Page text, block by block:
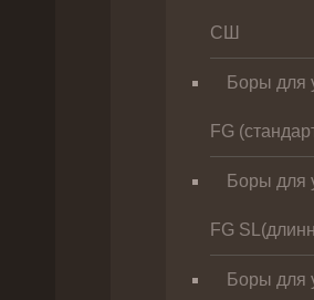
CШ
Боры для
FG
Боры для
FG
Боры для